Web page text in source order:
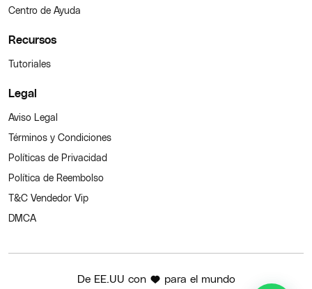
Centro de Ayuda
Recursos
Tutoriales
Legal
Aviso Legal
Términos y Condiciones
Políticas de Privacidad
Política de Reembolso
T&C Vendedor Vip
DMCA
De EE.UU con para el mundo